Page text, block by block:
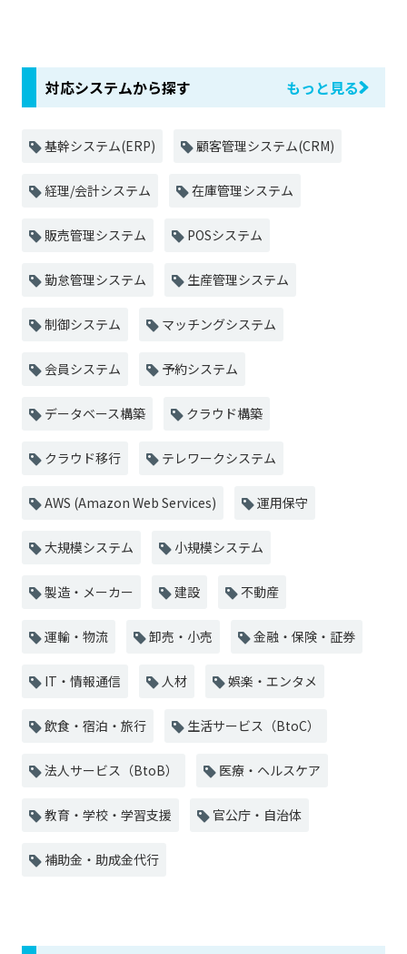
対応システムから探す もっと見る
基幹システム(ERP) 顧客管理システム(CRM)
経理/会計システム 在庫管理システム
販売管理システム POSシステム
勤怠管理システム 生産管理システム
制御システム マッチングシステム
会員システム 予約システム
データベース構築 クラウド構築
クラウド移行 テレワークシステム
AWS (Amazon Web Services) 運用保守
大規模システム 小規模システム
製造・メーカー 建設 不動産
運輸・物流 卸売・小売 金融・保険・証券
IT・情報通信 人材 娯楽・エンタメ
飲食・宿泊・旅行 生活サービス（BtoC）
法人サービス（BtoB） 医療・ヘルスケア
教育・学校・学習支援 官公庁・自治体
補助金・助成金代行